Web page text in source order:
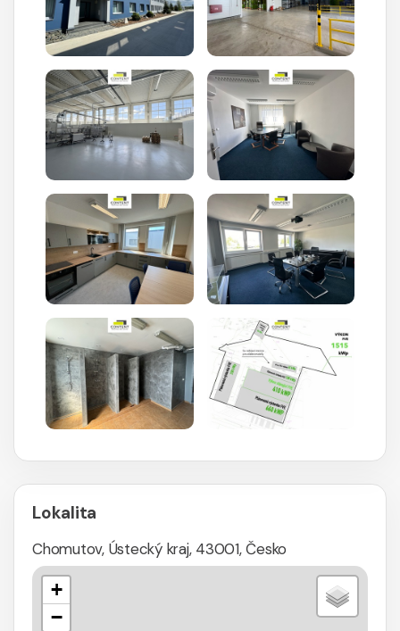
Lokalita
Chomutov, Ústecký kraj, 43001, Česko
+
−